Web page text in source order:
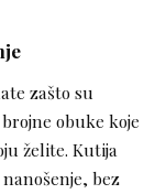
zašto su
obuke koje
želite. Kutija
bez